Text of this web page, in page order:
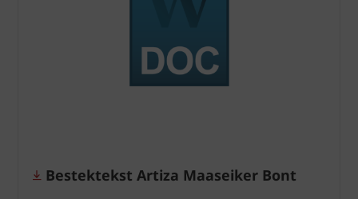
Bestektekst Artiza Maaseiker Bont